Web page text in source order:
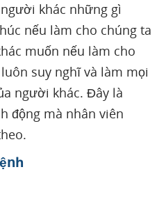
khác những gì
nếu làm cho chúng ta
muốn nếu làm cho
suy nghĩ và làm mọi
người khác. Đây là
động mà nhân viên